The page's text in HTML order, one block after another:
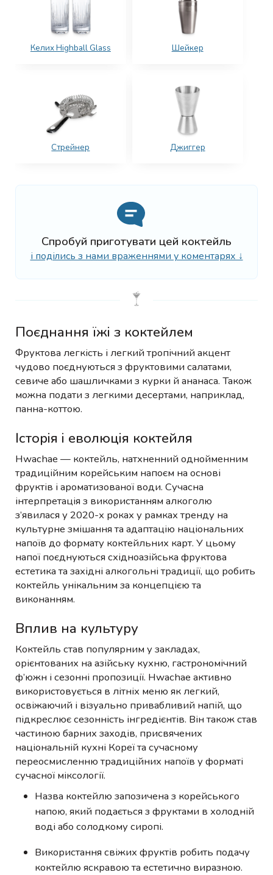
Келих Highball Glass Шейкер
Стрейнер Джиггер
Спробуй приготувати цей коктейль
і поділись з нами враженнями у коментарях ↓
Поєднання їжі з коктейлем
Фруктова легкість і легкий тропічний акцент
чудово поєднуються з фруктовими салатами,
севиче або шашличками з курки й ананаса. Також
можна подати з легкими десертами, наприклад,
панна-коттою.
Історія і еволюція коктейля
Hwachae — коктейль, натхненний однойменним
традиційним корейським напоєм на основі
фруктів і ароматизованої води. Сучасна
інтерпретація з використанням алкоголю
з’явилася у 2020-х роках у рамках тренду на
культурне змішання та адаптацію національних
напоїв до формату коктейльних карт. У цьому
напої поєднуються східноазійська фруктова
естетика та західні алкогольні традиції, що робить
коктейль унікальним за концепцією та
виконанням.
Вплив на культуру
Коктейль став популярним у закладах,
орієнтованих на азійську кухню, гастрономічний
ф’южн і сезонні пропозиції. Hwachae активно
використовується в літніх меню як легкий,
освіжаючий і візуально привабливий напій, що
підкреслює сезонність інгредієнтів. Він також став
частиною барних заходів, присвячених
національній кухні Кореї та сучасному
переосмисленню традиційних напоїв у форматі
сучасної міксології.
Назва коктейлю запозичена з корейського
напою, який подається з фруктами в холодній
воді або солодкому сиропі.
Використання свіжих фруктів робить подачу
коктейлю яскравою та естетично виразною.